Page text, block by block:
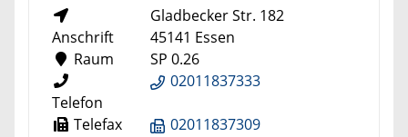
Anschrift
Gladbecker Str. 182
45141 Essen
Raum
SP 0.26
Telefon
02011837333
Telefax
02011837309